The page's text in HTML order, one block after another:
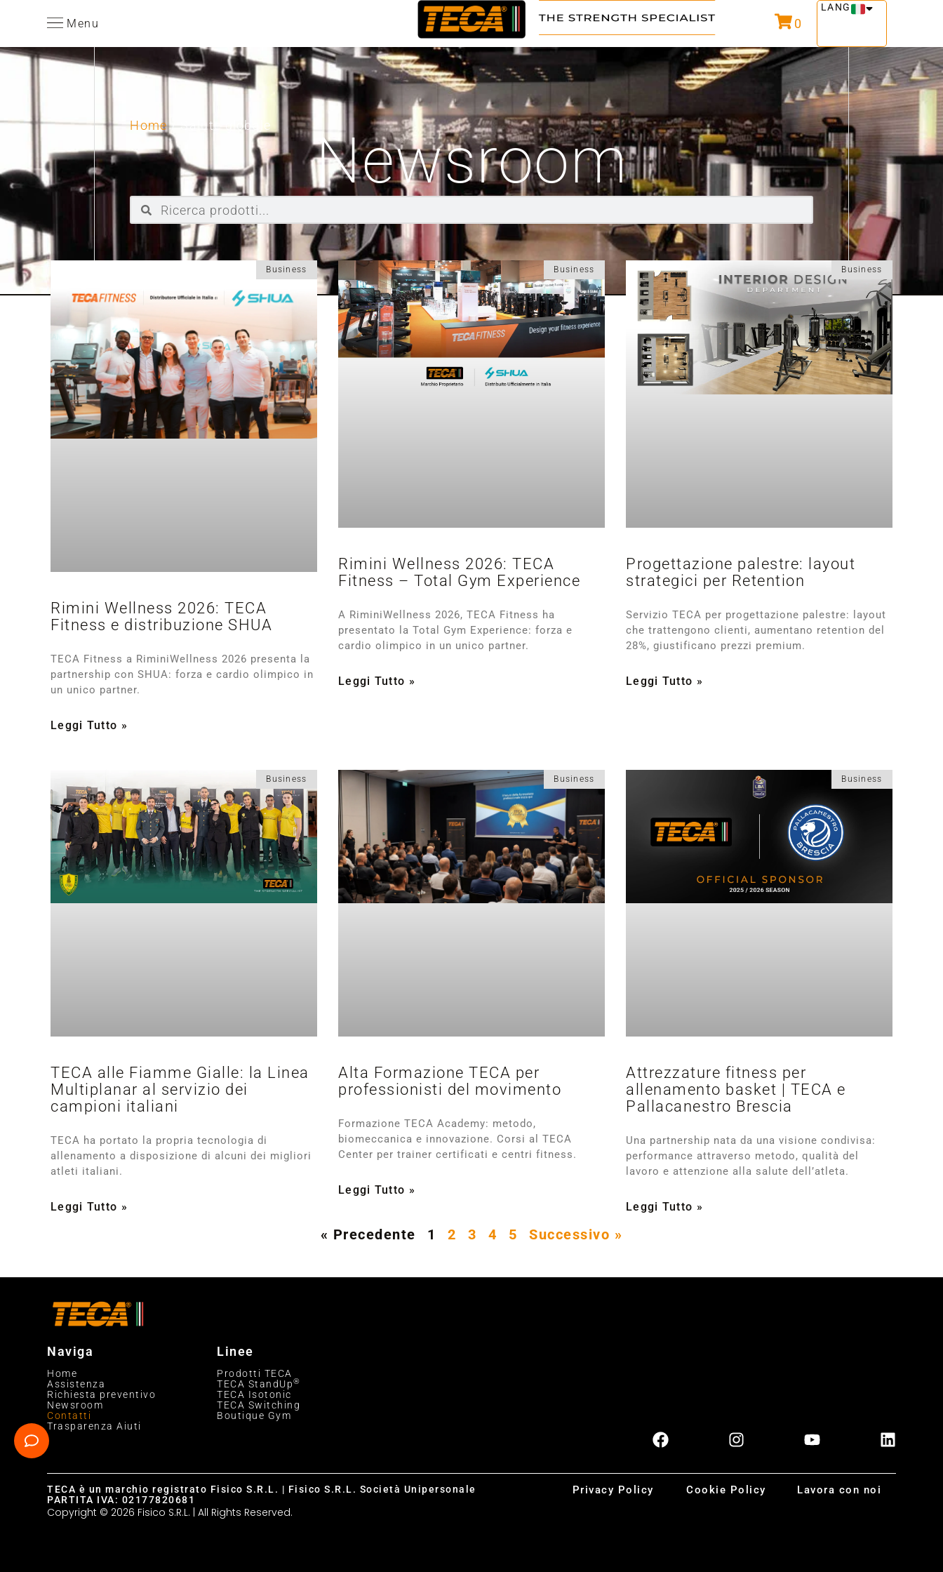
Menu 0
LANG
Home/ Salute globale Newsroom
Business
Rimini Wellness 2026: TECA
Fitness e distribuzione SHUA
TECA Fitness a RiminiWellness 2026 presenta la
partnership con SHUA: forza e cardio olimpico in
un unico partner.
Leggi Tutto »
Business
Rimini Wellness 2026: TECA
Fitness – Total Gym Experience
A RiminiWellness 2026, TECA Fitness ha
presentato la Total Gym Experience: forza e
cardio olimpico in un unico partner.
Leggi Tutto »
Business
Progettazione palestre: layout
strategici per Retention
Servizio TECA per progettazione palestre: layout
che trattengono clienti, aumentano retention del
28%, giustificano prezzi premium.
Leggi Tutto »
Business
TECA alle Fiamme Gialle: la Linea
Multiplanar al servizio dei
campioni italiani
TECA ha portato la propria tecnologia di
allenamento a disposizione di alcuni dei migliori
atleti italiani.
Leggi Tutto »
Business
Alta Formazione TECA per
professionisti del movimento
Formazione TECA Academy: metodo,
biomeccanica e innovazione. Corsi al TECA
Center per trainer certificati e centri fitness.
Leggi Tutto »
Business
Attrezzature fitness per
allenamento basket | TECA e
Pallacanestro Brescia
Una partnership nata da una visione condivisa:
performance attraverso metodo, qualità del
lavoro e attenzione alla salute dell’atleta.
Leggi Tutto »
« Precedente 1 2 3 4 5 Successivo »
Naviga
Home
Assistenza
Richiesta preventivo
Newsroom
Contatti
Trasparenza Aiuti
Linee
Prodotti TECA
TECA StandUp®
TECA Isotonic
TECA Switching
Boutique Gym
TECA è un marchio registrato Fisico S.R.L. | Fisico S.R.L. Società Unipersonale
PARTITA IVA: 02177820681
Copyright © 2026 Fisico S.R.L. | All Rights Reserved.
Privacy Policy Cookie Policy Lavora con noi